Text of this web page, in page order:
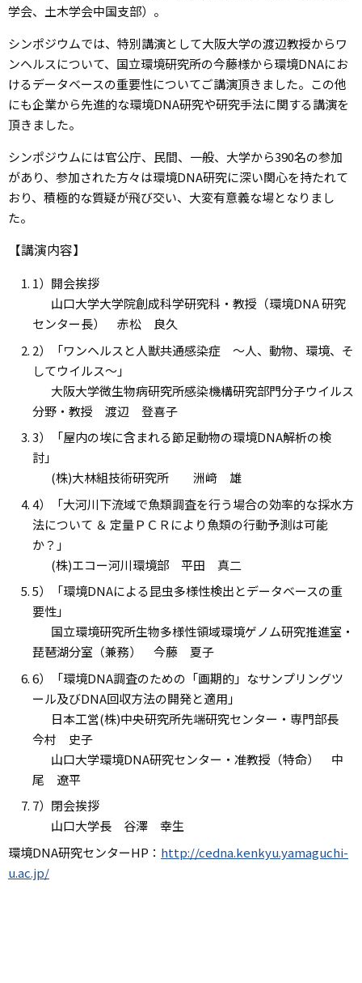
学会、土木学会中国支部）。
シンポジウムでは、特別講演として大阪大学の渡辺教授からワ
ンヘルスについて、国立環境研究所の今藤様から環境DNAにお
けるデータベースの重要性についてご講演頂きました。この他
にも企業から先進的な環境DNA研究や研究手法に関する講演を
頂きました。
シンポジウムには官公庁、民間、一般、大学から390名の参加
があり、参加された方々は環境DNA研究に深い関心を持たれて
おり、積極的な質疑が飛び交い、大変有意義な場となりまし
た。
【講演内容】
1）開会挨拶
山口大学大学院創成科学研究科・教授（環境DNA 研究
センター長） 赤松 良久
2）「ワンヘルスと人獣共通感染症 ～人、動物、環境、そ
してウイルス～」
大阪大学微生物病研究所感染機構研究部門分子ウイルス
分野・教授 渡辺 登喜子
3）「屋内の埃に含まれる節足動物の環境DNA解析の検
討」
(株)大林組技術研究所 洲﨑 雄
4）「大河川下流域で魚類調査を行う場合の効率的な採水方
法について ＆ 定量ＰＣＲにより魚類の行動予測は可能
か？」
(株)エコー河川環境部 平田 真二
5）「環境DNAによる昆虫多様性検出とデータベースの重
要性」
国立環境研究所生物多様性領域環境ゲノム研究推進室・
琵琶湖分室（兼務） 今藤 夏子
6）「環境DNA調査のための「画期的」なサンプリングツ
ール及びDNA回収方法の開発と適用」
日本工営(株)中央研究所先端研究センター・専門部長
今村 史子
山口大学環境DNA研究センター・准教授（特命） 中
尾 遼平
7）閉会挨拶
山口大学長 谷澤 幸生
環境DNA研究センターHP： http://cedna.kenkyu.yamaguchi-
u.ac.jp/